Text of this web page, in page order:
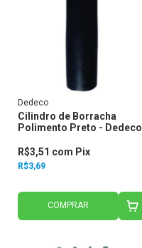
Dedeco
Cilindro de Borracha
Polimento Preto - Dedeco
R$3,69
R$3,51 com Pix
COMPRAR